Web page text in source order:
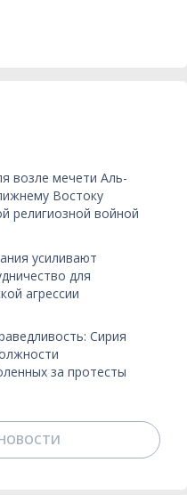
возле мечети Аль-
Востоку
религиозной войной
усиливают
для
агрессии
Сирия
за протесты